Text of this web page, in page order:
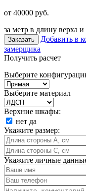
от 40000 руб.
за метр в длину верха и
Заказать Добавить в
замерщика
Получить расчет
Выберите
Выберите материал
Верхние шкафы:
нет да
Укажите размер:
Укажите личные